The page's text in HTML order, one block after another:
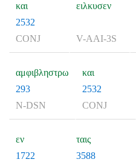
και
2532
CONJ
ειλκυσεν
V-AAI-3S
αμφιβληστρω
293
N-DSN
και
2532
CONJ
εν
1722
ταις
3588